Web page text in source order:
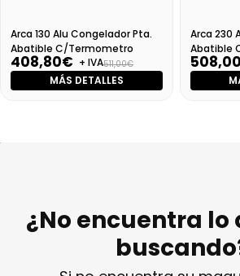
Arca 130 Alu Congelador Pta.
Abatible C/Termometro
408,80€ + IVA511,00€
MÁS DETALLES
Arca 230
Abatible
¿No encuentra lo